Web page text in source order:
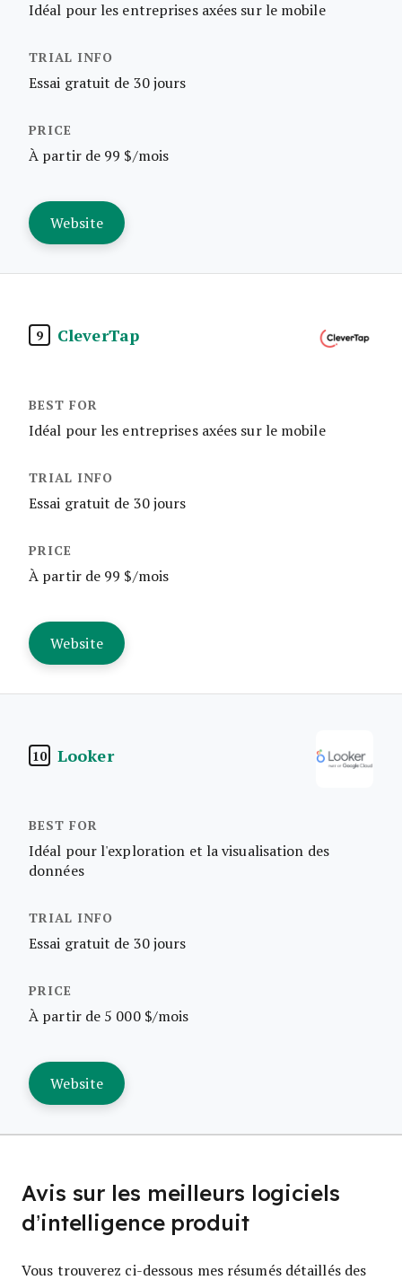
Idéal pour les entreprises axées sur le mobile
Essai gratuit de 30 jours
À partir de 99 $/mois
Website
9 CleverTap
Idéal pour les entreprises axées sur le mobile
Essai gratuit de 30 jours
À partir de 99 $/mois
Website
10 Looker
Idéal pour l'exploration et la visualisation des
données
Essai gratuit de 30 jours
À partir de 5 000 $/mois
Website
Avis sur les meilleurs logiciels
d’intelligence produit
Vous trouverez ci-dessous mes résumés détaillés des